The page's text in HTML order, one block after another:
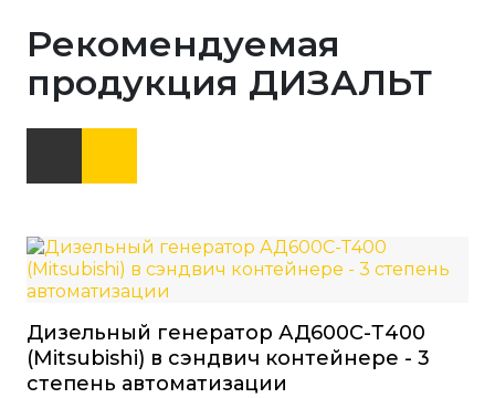
Рекомендуемая
продукция ДИЗАЛЬТ
Дизельный генератор АД600С-Т400
(Mitsubishi) в сэндвич контейнере - 3
степень автоматизации